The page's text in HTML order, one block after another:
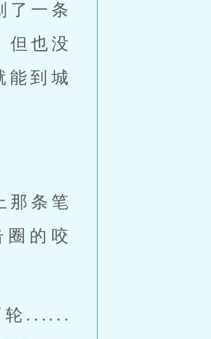
了一条
但也没
能到城
那条笔
的咬
轮......